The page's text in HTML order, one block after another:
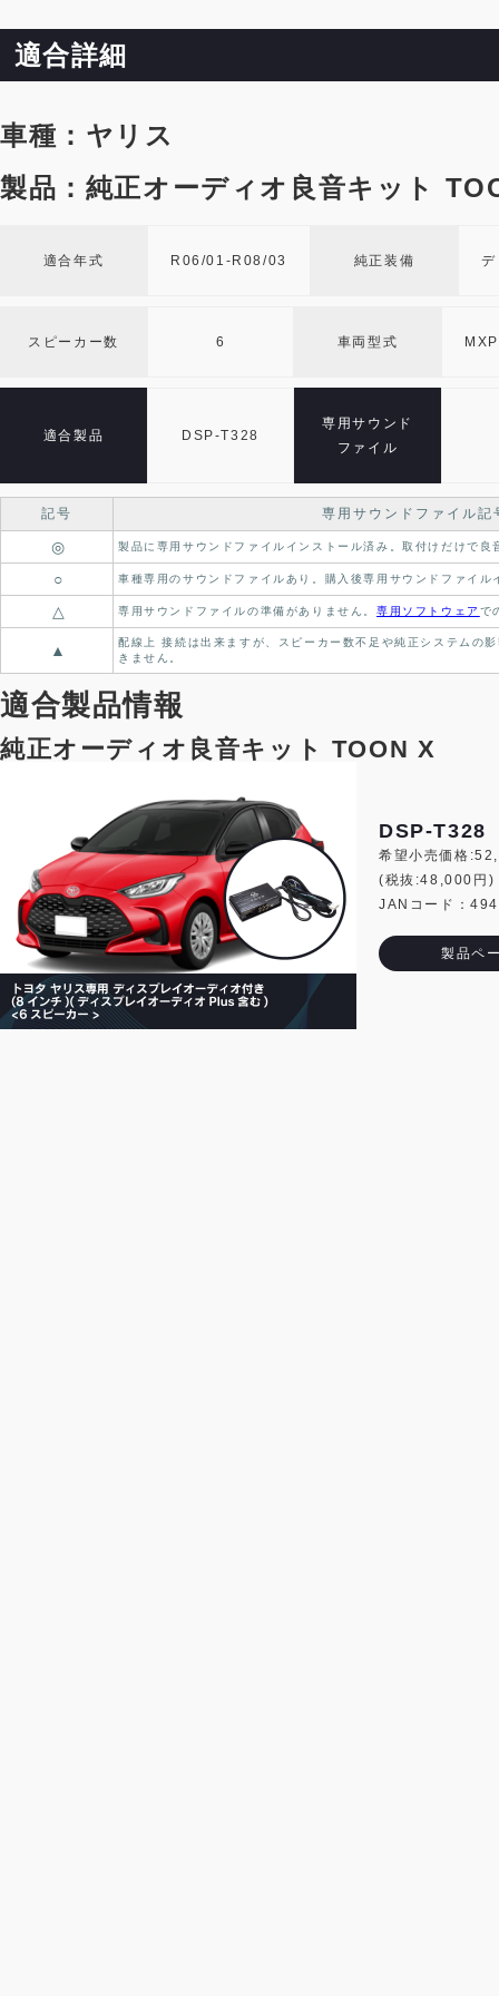
適合詳細
車種：ヤリス
製品：純正オーディオ良音キット
適合年式 R06/01-R08/03 純正装備
スピーカー数 6 車両型式
適合製品 DSP-T328
専用サウンド
ファイル
記号 専用サウンドファイル記
◎ 製品に専用サウンドファイルインストール済み。取付けだけで良
○ 車種専用のサウンドファイルあり。 購入後専用サウンドファイル
△ 専用サウンドファイルの準備がありません。 専用ソフトウェア で
▲
配線上 接続は出来ますが、スピーカー数不足や純正システムの
きません。
適合製品情報
純正オーディオ良音キット TOON X
DSP-T328
希望小売価格
(税抜:48,000円)
JANコード：
製品ペ